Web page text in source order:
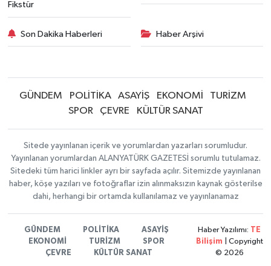
Fikstür
Son Dakika Haberleri Haber Arşivi
GÜNDEM POLİTİKA ASAYİŞ EKONOMİ
TURİZM
SPOR
ÇEVRE KÜLTÜR SANAT
Sitede yayınlanan içerik ve yorumlardan yazarları sorumludur.
Yayınlanan yorumlardan ALANYATÜRK GAZETESİ sorumlu tutulamaz.
Sitedeki tüm harici linkler ayrı bir sayfada açılır. Sitemizde yayınlanan
haber, köşe yazıları ve fotoğraflar izin alınmaksızın kaynak gösterilse
dahi, herhangi bir ortamda kullanılamaz ve yayınlanamaz
GÜNDEM POLİTİKA
ASAYİŞ
EKONOMİ
TURİZM
SPOR
ÇEVRE
KÜLTÜR SANAT
Haber Yazılımı:
TE
Bilişim | Copyright
© 2026